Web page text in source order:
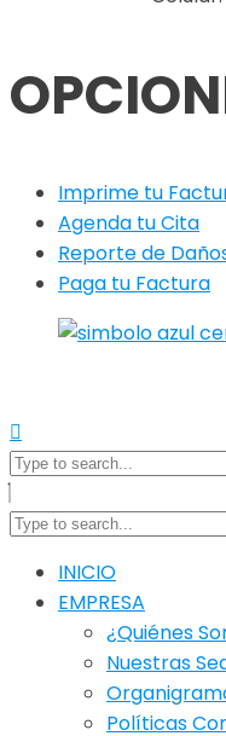
Imprime tu
Agenda tu Cita
Reporte de
Paga tu Factura
INICIO
EMPRESA
¿Quiénes
Nuestras
Políticas